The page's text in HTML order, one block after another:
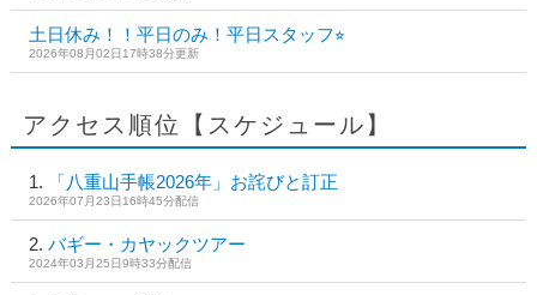
土日休み！！平日のみ！平日スタッフ⭐︎
2026年08月02日17時38分更新
アクセス順位【スケジュール】
「八重山手帳2026年」お詫びと訂正
2026年07月23日16時45分配信
バギー・カヤックツアー
2024年03月25日9時33分配信